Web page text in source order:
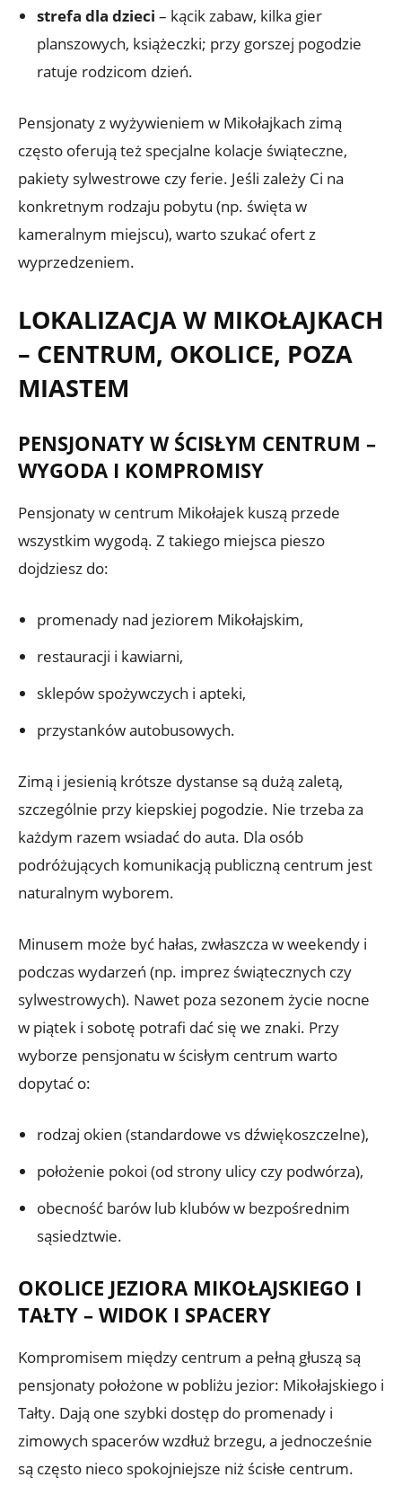
strefa dla dzieci – kącik zabaw, kilka gier
planszowych, książeczki; przy gorszej pogodzie
ratuje rodzicom dzień.
Pensjonaty z wyżywieniem w Mikołajkach zimą
często oferują też specjalne kolacje świąteczne,
pakiety sylwestrowe czy ferie. Jeśli zależy Ci na
konkretnym rodzaju pobytu (np. święta w
kameralnym miejscu), warto szukać ofert z
wyprzedzeniem.
LOKALIZACJA W MIKOŁAJKACH
– CENTRUM, OKOLICE, POZA
MIASTEM
PENSJONATY W ŚCISŁYM CENTRUM –
WYGODA I KOMPROMISY
Pensjonaty w centrum Mikołajek kuszą przede
wszystkim wygodą. Z takiego miejsca pieszo
dojdziesz do:
promenady nad jeziorem Mikołajskim,
restauracji i kawiarni,
sklepów spożywczych i apteki,
przystanków autobusowych.
Zimą i jesienią krótsze dystanse są dużą zaletą,
szczególnie przy kiepskiej pogodzie. Nie trzeba za
każdym razem wsiadać do auta. Dla osób
podróżujących komunikacją publiczną centrum jest
naturalnym wyborem.
Minusem może być hałas, zwłaszcza w weekendy i
podczas wydarzeń (np. imprez świątecznych czy
sylwestrowych). Nawet poza sezonem życie nocne
w piątek i sobotę potrafi dać się we znaki. Przy
wyborze pensjonatu w ścisłym centrum warto
dopytać o:
rodzaj okien (standardowe vs dźwiękoszczelne),
położenie pokoi (od strony ulicy czy podwórza),
obecność barów lub klubów w bezpośrednim
sąsiedztwie.
OKOLICE JEZIORA MIKOŁAJSKIEGO I
TAŁTY – WIDOK I SPACERY
Kompromisem między centrum a pełną głuszą są
pensjonaty położone w pobliżu jezior: Mikołajskiego i
Tałty. Dają one szybki dostęp do promenady i
zimowych spacerów wzdłuż brzegu, a jednocześnie
są często nieco spokojniejsze niż ścisłe centrum.